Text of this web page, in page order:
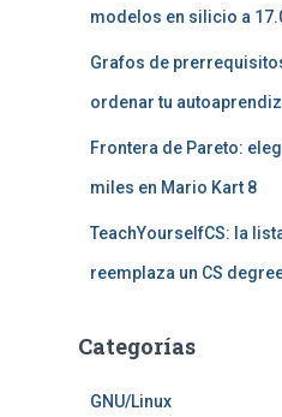
modelos en silicio a
Grafos de
ordenar tu
Frontera de Pareto:
miles en Mario Kart 8
TeachYourselfCS: la
reemplaza un CS
Categorías
GNU/Linux